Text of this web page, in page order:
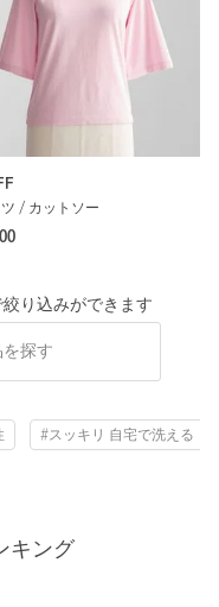
ツ / カットソー
り込みができます
探す
#スッキリ 自宅で洗える
キング